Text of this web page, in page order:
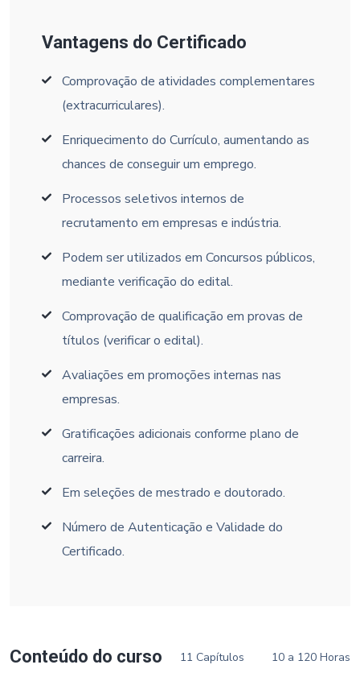
Vantagens do Certificado
Comprovação de atividades complementares
(extracurriculares).
Enriquecimento do Currículo, aumentando as
chances de conseguir um emprego.
Processos seletivos internos de
recrutamento em empresas e indústria.
Podem ser utilizados em Concursos públicos,
mediante verificação do edital.
Comprovação de qualificação em provas de
títulos (verificar o edital).
Avaliações em promoções internas nas
empresas.
Gratificações adicionais conforme plano de
carreira.
Em seleções de mestrado e doutorado.
Número de Autenticação e Validade do
Certificado.
Conteúdo do curso 11 Capítulos 10 a 120 Horas